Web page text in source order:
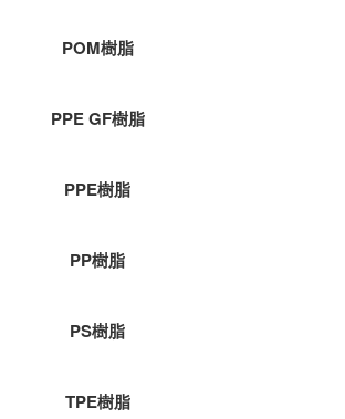
POM樹脂
PPE GF樹脂
PPE樹脂
PP樹脂
PS樹脂
TPE樹脂